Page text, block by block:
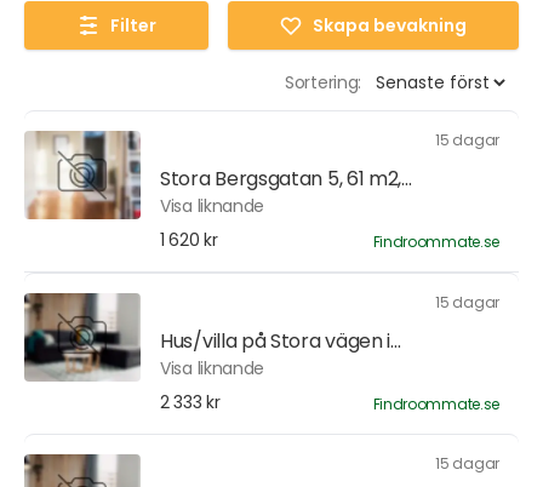
Filter Skapa bevakning
Sortering:
15 dagar
Stora Bergsgatan 5, 61 m2,...
Visa liknande
1 620 kr
Findroommate.se
15 dagar
Hus/villa på Stora vägen i...
Visa liknande
2 333 kr
Findroommate.se
15 dagar